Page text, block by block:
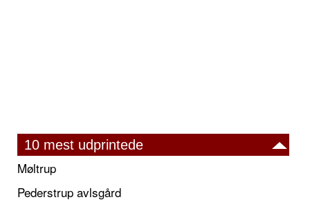
10 mest udprintede
Møltrup
Pederstrup avlsgård